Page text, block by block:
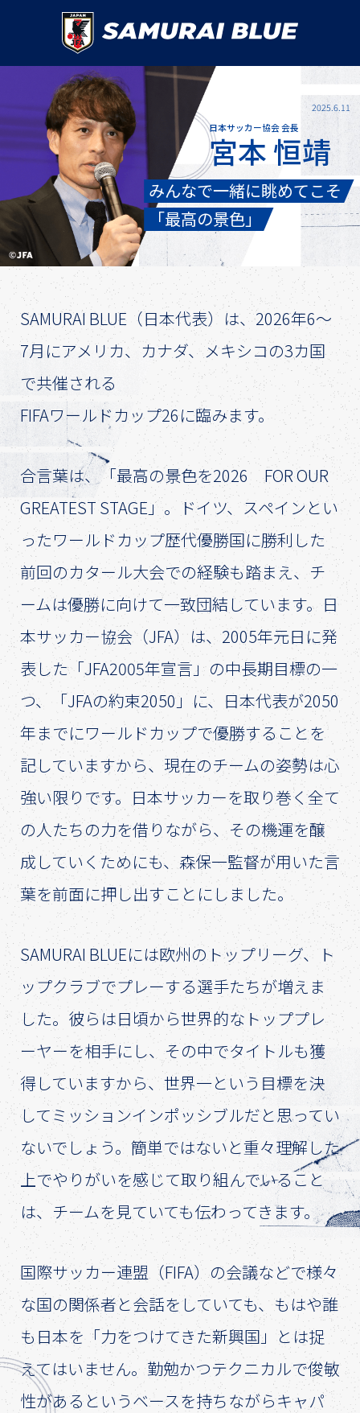
2025.6.11
日本サッカー協会 会長
宮本 恒靖
みんなで一緒に眺めてこそ
「最高の景色」
SAMURAI BLUE（日本代表）は、2026年6～
7月にアメリカ、カナダ、メキシコの3カ国
で共催される
FIFAワールドカップ26に臨みます。
合言葉は、「最高の景色を2026 FOR OUR
GREATEST STAGE」。ドイツ、スペインとい
ったワールドカップ歴代優勝国に勝利した
前回のカタール大会での経験も踏まえ、チ
ームは優勝に向けて一致団結しています。日
本サッカー協会（JFA）は、2005年元日に発
表した「JFA2005年宣言」の中長期目標の一
つ、「JFAの約束2050」に、日本代表が2050
年までにワールドカップで優勝することを
記していますから、現在のチームの姿勢は心
強い限りです。日本サッカーを取り巻く全て
の人たちの力を借りながら、その機運を醸
成していくためにも、森保一監督が用いた言
葉を前面に押し出すことにしました。
SAMURAI BLUEには欧州のトップリーグ、ト
ップクラブでプレーする選手たちが増えま
した。彼らは日頃から世界的なトッププレ
ーヤーを相手にし、その中でタイトルも獲
得していますから、世界一という目標を決
してミッションインポッシブルだと思ってい
ないでしょう。簡単ではないと重々理解した
上でやりがいを感じて取り組んでいること
は、チームを見ていても伝わってきます。
国際サッカー連盟（FIFA）の会議などで様々
な国の関係者と会話をしていても、もはや誰
も日本を「力をつけてきた新興国」とは捉
えてはいません。勤勉かつテクニカルで俊敏
性があるというベースを持ちながらキャパ